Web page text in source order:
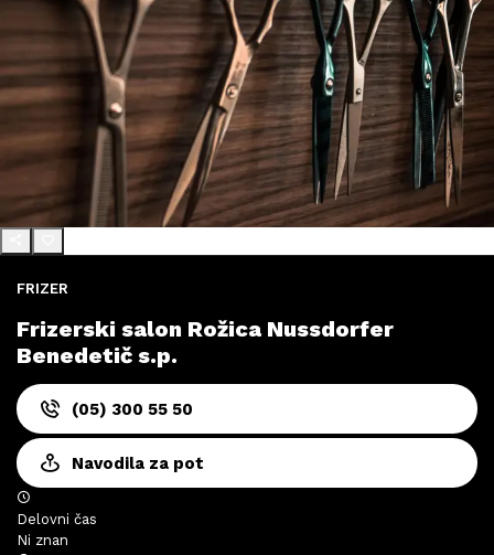
FRIZER
Frizerski salon Rožica Nussdorfer
Benedetič s.p.
(05) 300 55 50
Navodila za pot
Delovni čas
Ni znan